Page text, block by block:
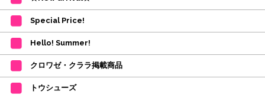
間を目安として下さい。
(目安は多少ずれこむ場合がございます。)
・在庫の確保は発送の直前に行います。カートに入れて注文完了となって
も、商品の確保はされておりません。
ご注文商品が在庫切れの場合は、上記お目安の頃にご連絡させていただき
ます。
カード決済をされたお客様は決済金額の変更をさせていただきます。
【ミルバ×たけいみき】オリジナルタオルが新登場!
Special Price!
Hello! Summer!
クロワゼ・クララ掲載商品
トウシューズ